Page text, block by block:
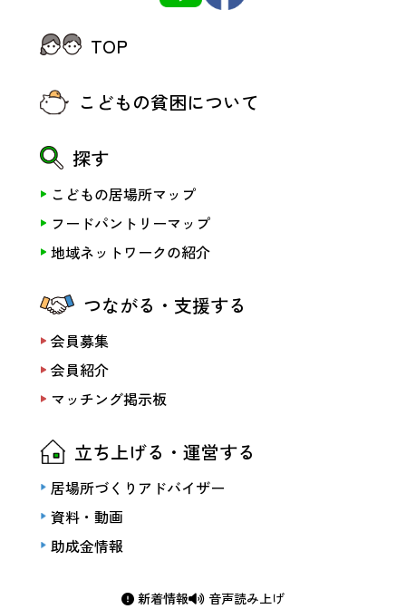
新着情報 音声読み上げ
TOP
こどもの貧困について
探す
こどもの居場所マップ
フードパントリーマップ
地域ネットワークの紹介
つながる・支援する
会員募集
会員紹介
マッチング掲示板
立ち上げる・運営する
居場所づくりアドバイザー
資料・動画
助成金情報